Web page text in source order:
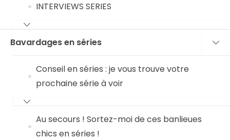
INTERVIEWS SERIES
Bavardages en séries
Conseil en séries : je vous trouve votre
prochaine série à voir
Au secours ! Sortez-moi de ces banlieues
chics en séries !